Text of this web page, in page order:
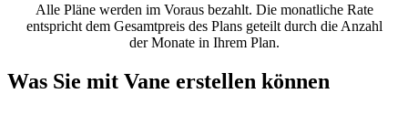
Alle Pläne werden im Voraus bezahlt. Die monatliche Rate
entspricht dem Gesamtpreis des Plans geteilt durch die Anzahl
der Monate in Ihrem Plan.
Was Sie mit Vane erstellen können